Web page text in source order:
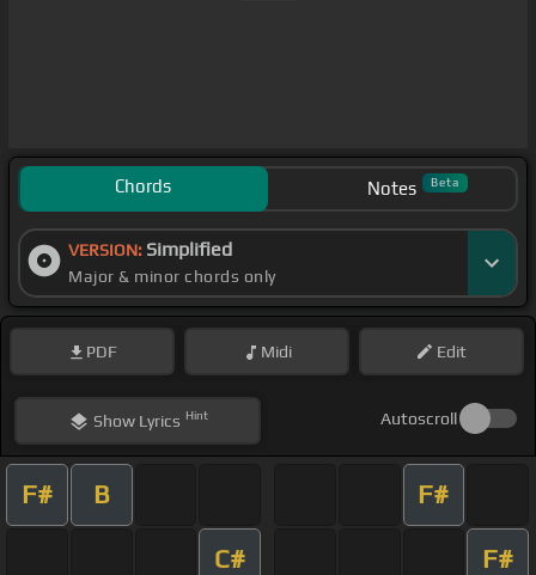
Chords Notes Beta
VERSION: Simplified
Major & minor chords only
PDF Midi Edit
ShowLyrics Hint Autoscroll
F# B F#
C# F#